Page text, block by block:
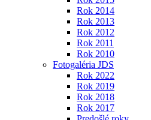
Rok 2014
Rok 2013
Rok 2012
Rok 2011
Rok 2010
Fotogaléria JDS
Rok 2022
Rok 2019
Rok 2018
Rok 2017